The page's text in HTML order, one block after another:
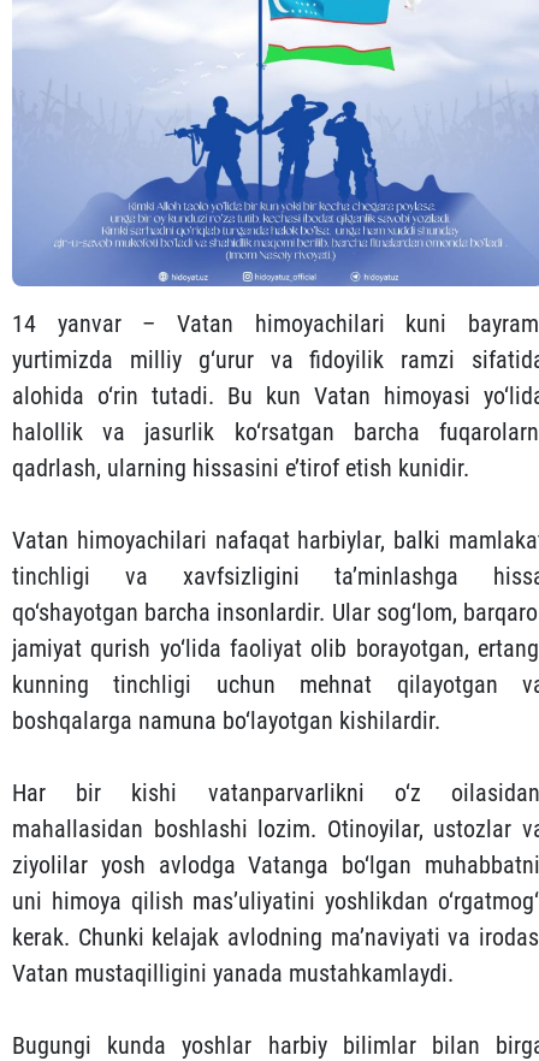
14 yanvar – Vatan himoyachilari kuni
yurtimizda milliy g‘urur va fidoyilik ramzi
alohida o‘rin tutadi. Bu kun Vatan himoyasi
halollik va jasurlik ko‘rsatgan barcha
qadrlash, ularning hissasini e’tirof etish kunidir.
Vatan himoyachilari nafaqat harbiylar, balki
tinchligi va xavfsizligini ta’minlashga
qo‘shayotgan barcha insonlardir. Ular sog‘lom,
jamiyat qurish yo‘lida faoliyat olib borayotgan,
kunning tinchligi uchun mehnat qilayotgan
boshqalarga namuna bo‘layotgan kishilardir.
Har bir kishi vatanparvarlikni o‘z
mahallasidan boshlashi lozim. Otinoyilar, ustozlar
ziyolilar yosh avlodga Vatanga bo‘lgan
uni himoya qilish mas’uliyatini yoshlikdan
kerak. Chunki kelajak avlodning ma’naviyati va
Vatan mustaqilligini yanada mustahkamlaydi.
Bugungi kunda yoshlar harbiy bilimlar bilan